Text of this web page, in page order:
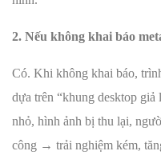
2. Nếu không khai báo
Có. Khi không khai báo,
dựa trên “khung desktop
nhỏ, hình ảnh bị thu lại,
công → trải nghiệm kém,